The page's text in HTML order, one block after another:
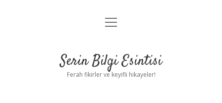
Anasayfa
Yasal Uyarı
menüyü
Serin Bilgi Esintisi
Ferah fikirler ve keyifli hikayeler!